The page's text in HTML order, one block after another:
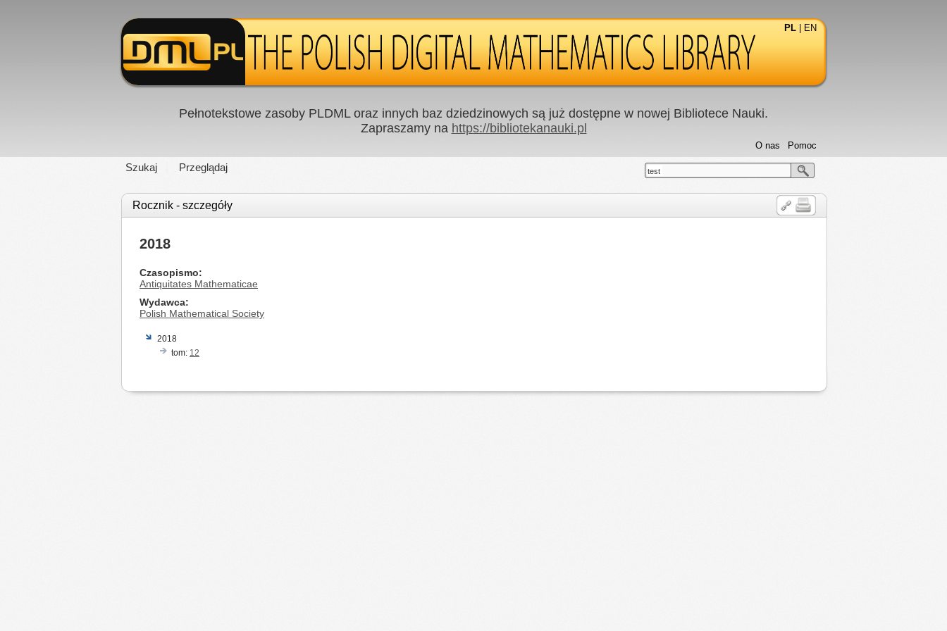
PL EN
Pełnotekstowe zasoby PLDML oraz innych baz dziedzinowych są już dostępne w nowej Bibliotece Nauki.
Zapraszamy na https://bibliotekanauki.pl
Szukaj Przeglądaj
Pomoc
O nas
test
Rocznik - szczegóły
2018
Czasopismo
Antiquitates Mathematicae
Wydawca
Polish Mathematical Society
2018
tom: 12